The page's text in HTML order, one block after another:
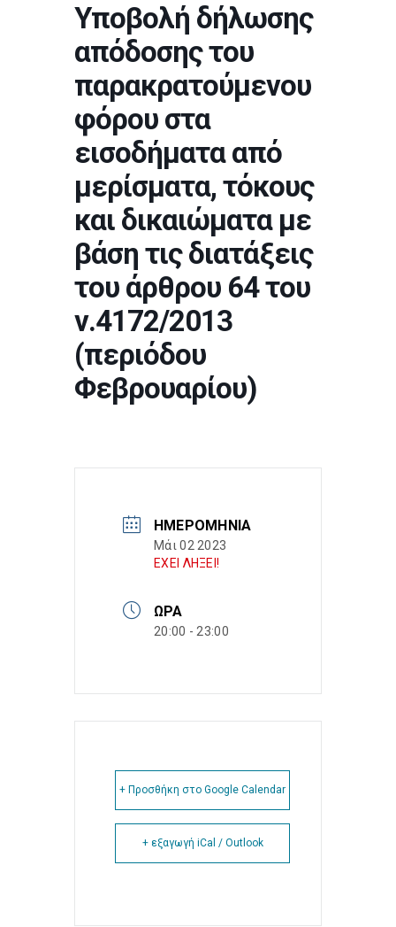
Υποβολή δήλωσης
απόδοσης του
παρακρατούμενου
φόρου στα
εισοδήματα από
μερίσματα, τόκους
και δικαιώματα με
βάση τις διατάξεις
του άρθρου 64 του
ν.4172/2013
(περιόδου
Φεβρουαρίου)
ΗΜΕΡΟΜΗΝΊΑ
Μάι 02 2023
ΕΧΕΙ ΛΗΞΕΙ!
ΏΡΑ
20:00 - 23:00
+ Προσθήκη στο Google Calendar
+ εξαγωγή iCal / Outlook